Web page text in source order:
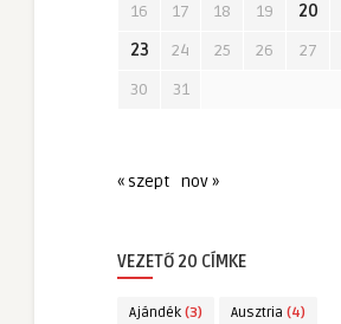
16
17 18 19 20
23
24 25 26 27
30
31
« szept nov »
VEZETŐ 20 CÍMKE
Ajándék (3) Ausztria (4)